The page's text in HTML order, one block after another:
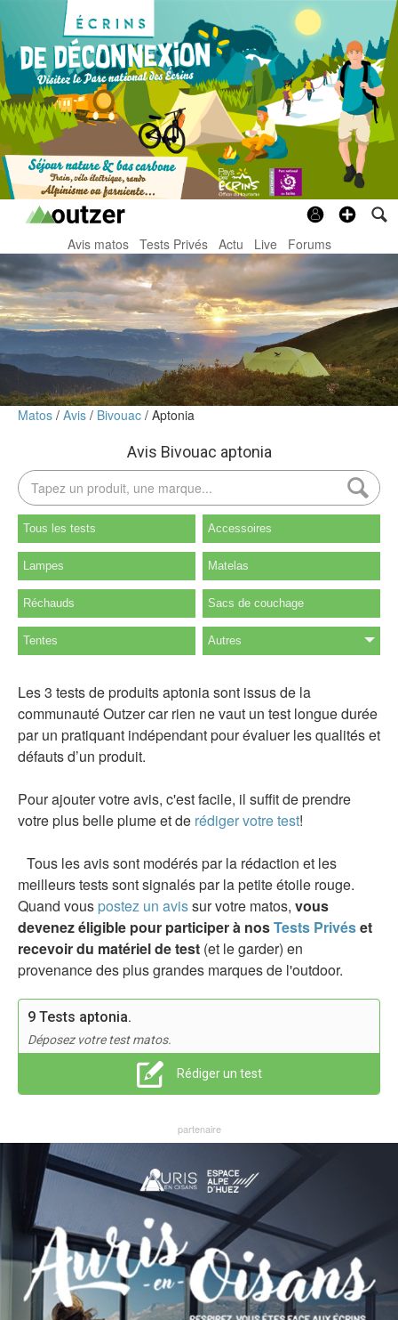
Avis matos Tests Privés Actu Live Forums
Matos Avis Bivouac Aptonia
Avis Bivouac aptonia
Tous les tests Accessoires
Lampes Matelas
Réchauds Sacs de couchage
Tentes Autres
Les 3 tests de produits aptonia sont issus de la
communauté Outzer car rien ne vaut un test longue durée
par un pratiquant indépendant pour évaluer les qualités et
défauts d’un produit.
Pour ajouter votre avis, c'est facile, il suffit de prendre
votre plus belle plume et de rédiger votre test!
Tous les avis sont modérés par la rédaction et les
meilleurs tests sont signalés par la petite étoile rouge.
Quand vous postez un avissur votre matos, vous
devenez éligible pour participer à nosTests Privéset
recevoir du matériel de test (et le garder) en
provenance des plus grandes marques de l'outdoor.
9 Tests aptonia.
Déposez votre test matos.
Rédiger un test